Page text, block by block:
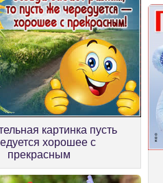
картинка пусть
хорошее с
прекрасным